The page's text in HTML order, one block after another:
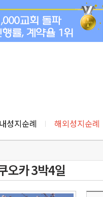
성지순례 해외성지순례
오카 3박4일